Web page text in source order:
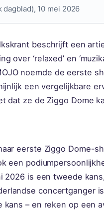
10 mei 2026
beschrijft een
over ‘relaxed’ en
noemde de eerste
een vergelijkbare
dat ze de Ziggo Dome
eerste Ziggo Dome-
een
2026 is een tweede
concertganger
– en reken op een